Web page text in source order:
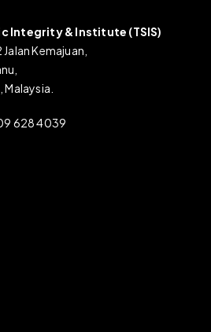
Integrity & Institute (TSIS)
Kemajuan,
628 4039